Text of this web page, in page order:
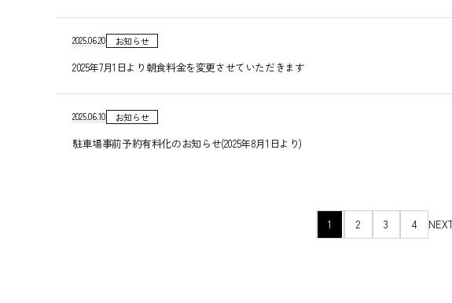
2025.06.20 お知らせ
2025年7月1日より朝食料金を変更させていただきます
2025.06.10 お知らせ
駐車場事前予約有料化のお知らせ(2025年8月1日より)
1 2 3 4